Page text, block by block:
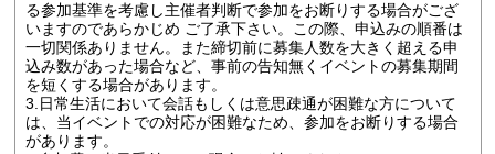
る参加基準を考慮し主催者判断で参加をお断りする場合がござ
いますのであらかじめ ご了承下さい。この際、申込みの順番は
一切関係ありません。また締切前に募集人数を大きく超える申
込み数があった場合など、事前の告知無くイベントの募集期間
を短くする場合があります。
3.日常生活において会話もしくは意思疎通が困難な方について
は、当イベントでの対応が困難なため、参加をお断りする場合
があります。